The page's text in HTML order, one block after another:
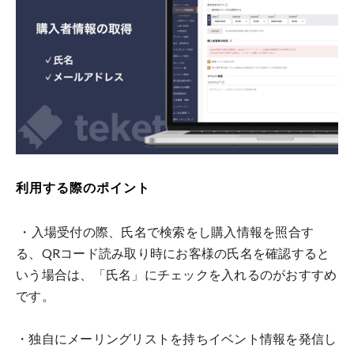
利用する際のポイント
・入場受付の際、氏名で検索をし購入情報を照合す
る、QRコード読み取り時にお客様の氏名を確認すると
いう場合は、「氏名」にチェックを入れるのがおすすめ
です。
・独自にメーリングリストを持ちイベント情報を発信し